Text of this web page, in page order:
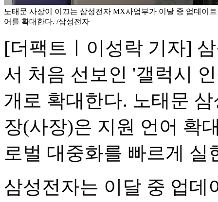
노태문 사장이 이끄는 삼성전자 MX사업부가 이달 중 업데이
어를 확대한다. /삼성전자
[더팩트ㅣ이성락 기자]
서 처음 선보인 '갤럭시
개로 확대한다. 노태문
장(사장)은 지원 언어 확
로벌 대중화를 빠르게 실
삼성전자는 이달 중 업데